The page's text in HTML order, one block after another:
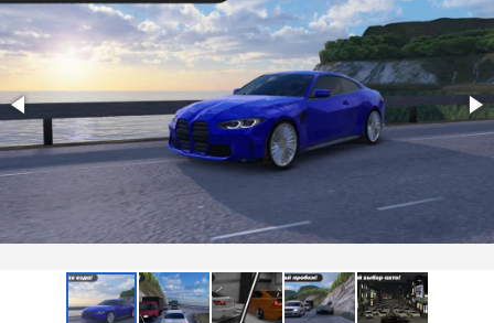
oluşturmayı başardılar;
Yeni kontrol işlevleri eklendi;
Oyunun grafikleri daha da gerçekçi hale geldi ve artık
sadece park etme görevlerini yerine getirmekle
kalmayıp, şehrin manzaralarının tadını çıkararak şehirde
dolaşabilirsiniz;
Yeni görevler ve zorluklar eklendi, bunları yerine
getirerek manevra becerilerinizi geliştirecek ve
direksiyon başında özgüven kazanacaksınız.